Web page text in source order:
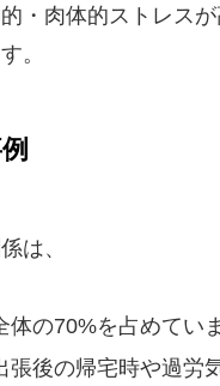
・肉体的ストレス
。
は、
の70%を占めてい
後の帰宅時や過労